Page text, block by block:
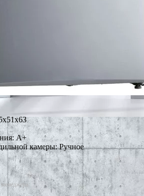
A+
камеры: Ручное